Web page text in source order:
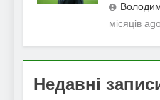
місяців ago
Недавні